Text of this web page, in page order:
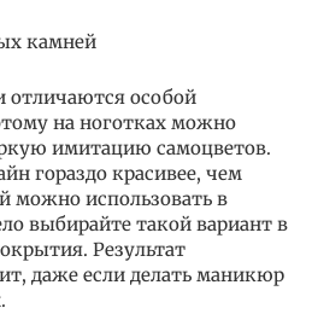
камней
отличаются особой
на ноготках можно
имитацию самоцветов.
гораздо красивее, чем
можно использовать в
выбирайте такой вариант в
Результат
даже если делать маникюр